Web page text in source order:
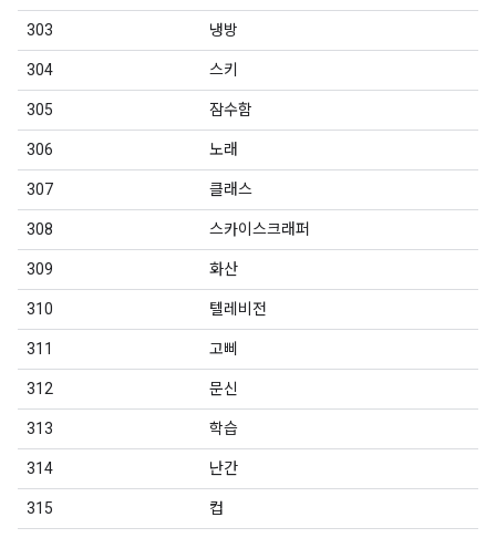
303 냉방
304 스키
305 잠수함
306 노래
307 클래스
308 스카이스크래퍼
309 화산
310 텔레비전
311 고삐
312 문신
313 학습
314 난간
315 컵